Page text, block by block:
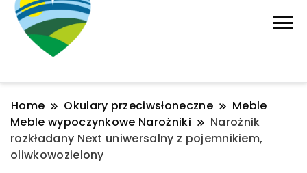
Home Okulary przeciwsłoneczne
Meble
Meble wypoczynkowe Narożniki
Narożnik
rozkładany Next uniwersalny z pojemnikiem,
oliwkowozielony